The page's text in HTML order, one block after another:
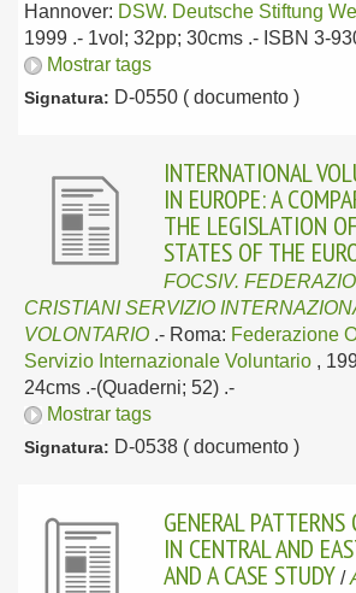
Hannover: DSW. Deutsche Stiftung
1999 .- 1vol; 32pp; 30cms .- ISBN 3-
Mostrar tags
Signatura: D-0550 ( documento )
INTERNATIONAL
IN EUROPE: A
THE LEGISLATION
STATES OF THE
FOCSIV.
CRISTIANI SERVIZIO
VOLONTARIO .- Roma: Federazione
Servizio Internazionale Voluntario ,
24cms .-(Quaderni; 52) .-
Mostrar tags
Signatura: D-0538 ( documento )
GENERAL
IN CENTRAL AND
AND A CASE STUDY /